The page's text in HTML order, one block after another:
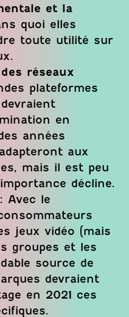
et la
quoi elles
toute utilité sur
réseaux
plateformes
en
années
aux
mais il est peu
décline.
Avec le
jeux vidéo (mais
groupes et les
source de
devraient
en 2021 ces